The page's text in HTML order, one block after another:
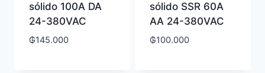
sólido 100A DA
24-380VAC
₲145.000
sólido SSR 60A
AA 24-380VAC
₲100.000